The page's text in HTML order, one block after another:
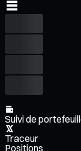
Suivi de
Traceur
Positions